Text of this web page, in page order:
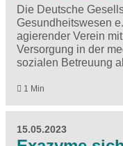
Die Deutsche
Gesundheitswesen
agierender Verein
Versorgung in der
sozialen Betreuung
1 Min
15.05.2023